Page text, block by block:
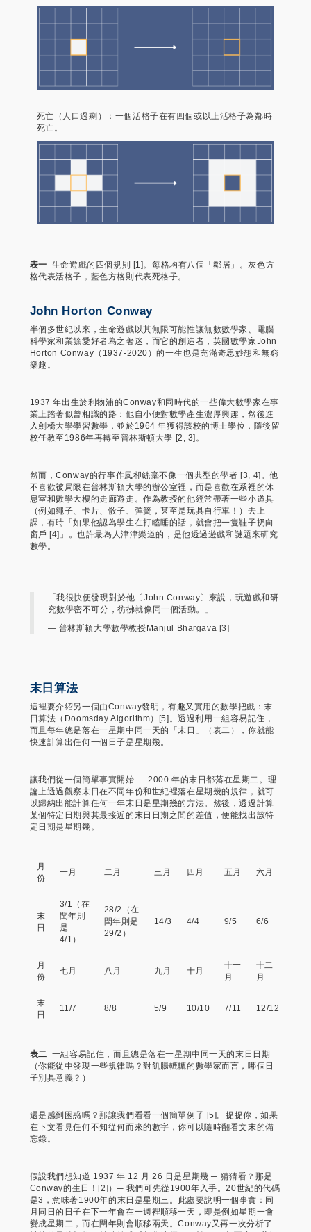
死亡（人口過剩）：一個活格子在有四個或以上活格子為鄰時
死亡。
表一 生命遊戲的四個規則 [1]。每格均有八個「鄰居」。灰色方
格代表活格子，藍色方格則代表死格子。
John Horton Conway
半個多世紀以來，生命遊戲以其無限可能性讓無數數學家、電腦
科學家和業餘愛好者為之著迷，而它的創造者，英國數學家John
Horton Conway（1937-2020）的一生也是充滿奇思妙想和無窮
樂趣。
1937 年出生於利物浦的Conway和同時代的一些偉大數學家在事
業上踏著似曾相識的路：他自小便對數學產生濃厚興趣，然後進
入劍橋大學學習數學，並於1964 年獲得該校的博士學位，隨後留
校任教至1986年再轉至普林斯頓大學 [2, 3]。
然而，Conway的行事作風卻絲毫不像一個典型的學者 [3, 4]。他
不喜歡被局限在普林斯頓大學的辦公室裡，而是喜歡在系裡的休
息室和數學大樓的走廊遊走。作為教授的他經常帶著一些小道具
（例如繩子、卡片、骰子、彈簧，甚至是玩具自行車！）去上
課，有時「如果他認為學生在打瞌睡的話，就會把一隻鞋子扔向
窗戶 [4]」。也許最為人津津樂道的，是他透過遊戲和謎題來研究
數學。
「我很快便發現對於他〔John Conway〕來說，玩遊戲和研
究數學密不可分，彷彿就像同一個活動。」
— 普林斯頓大學數學教授Manjul Bhargava [3]
末日算法
這裡要介紹另一個由Conway發明，有趣又實用的數學把戲：末
日算法（Doomsday Algorithm）[5]。透過利用一組容易記住，
而且每年總是落在一星期中同一天的「末日」（表二），你就能
快速計算出任何一個日子是星期幾。
讓我們從一個簡單事實開始 — 2000 年的末日都落在星期二。理
論上透過觀察末日在不同年份和世紀裡落在星期幾的規律，就可
以歸納出能計算任何一年末日是星期幾的方法。然後，透過計算
某個特定日期與其最接近的末日日期之間的差值，便能找出該特
定日期是星期幾。
月
份
一月 二月 三月 四月 五月 六月
末
日
3/1（在
閏年則
是
4/1）
28/2（在
閏年則是
29/2）
14/3 4/4 9/5 6/6
月
份
七月 八月 九月 十月
十一
月
十二
月
末
日
11/7 8/8 5/9 10/10 7/11 12/12
表二 一組容易記住，而且總是落在一星期中同一天的末日日期
（你能從中發現一些規律嗎？對飢腸轆轆的數學家而言，哪個日
子別具意義？）
還是感到困惑嗎？那讓我們看看一個簡單例子 [5]。提提你，如果
在下文看見任何不知從何而來的數字，你可以隨時翻看文末的備
忘錄。
假設我們想知道 1937 年 12 月 26 日是星期幾 ─ 猜猜看？那是
Conway的生日！[2]）─ 我們可先從1900年入手。20世紀的代碼
是3，意味著1900年的末日是星期三。此處要說明一個事實：同
月同日的日子在下一年會在一週裡順移一天，即是例如星期一會
變成星期二，而在閏年則會順移兩天。Conway又再一次分析了